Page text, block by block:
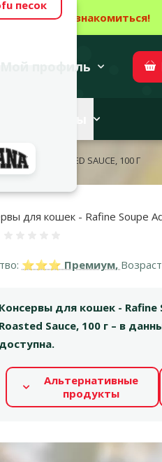
🍖 → Ознакомиться!
2027 Участвовать
профиль
песок
VEAL IN ROASTED SAUCE, 100 Г
для кошек - Rafine Soupe
⭐⭐⭐ Премиум,
Консервы для кошек - Rafine
Roasted Sauce, 100 г – в
доступна.
Альтернативные
продукты